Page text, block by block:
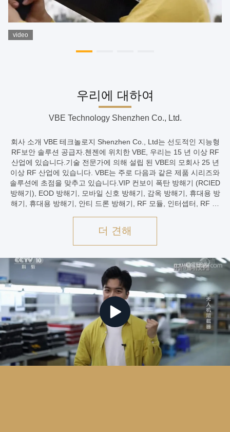
video
우리에 대하여
VBE Technology Shenzhen Co., Ltd.
회사 소개 VBE 테크놀로지 Shenzhen Co., Ltd는 선도적인 지능형
RF보안 솔루션 공급자.첸젠에 위치한 VBE, 우리는 15 년 이상 RF
산업에 있습니다.기술 전문가에 의해 설립 된 VBE의 모회사 25 년
이상 RF 산업에 있습니다. VBE는 주로 다음과 같은 제품 시리즈와
솔루션에 초점을 맞추고 있습니다.VIP 컨보이 폭탄 방해기 (RCIED
방해기), EOD 방해기, 모바일 신호 방해기, 감옥 방해기, 휴대용 방
해기, 휴대용 방해기, 안티 드론 방해기, RF 모듈, 인터셉터, RF 반
주,비밀 보관, 등등 전세계 파트너들은 유럽, 동남아시아, 아프리카,
남미,통신 사업자 및 소비자를 위한 북미 및 중동.VBE를 선택하면
이고 신뢰할 수 있는 솔루션을 제공할 수 ...
더 견해